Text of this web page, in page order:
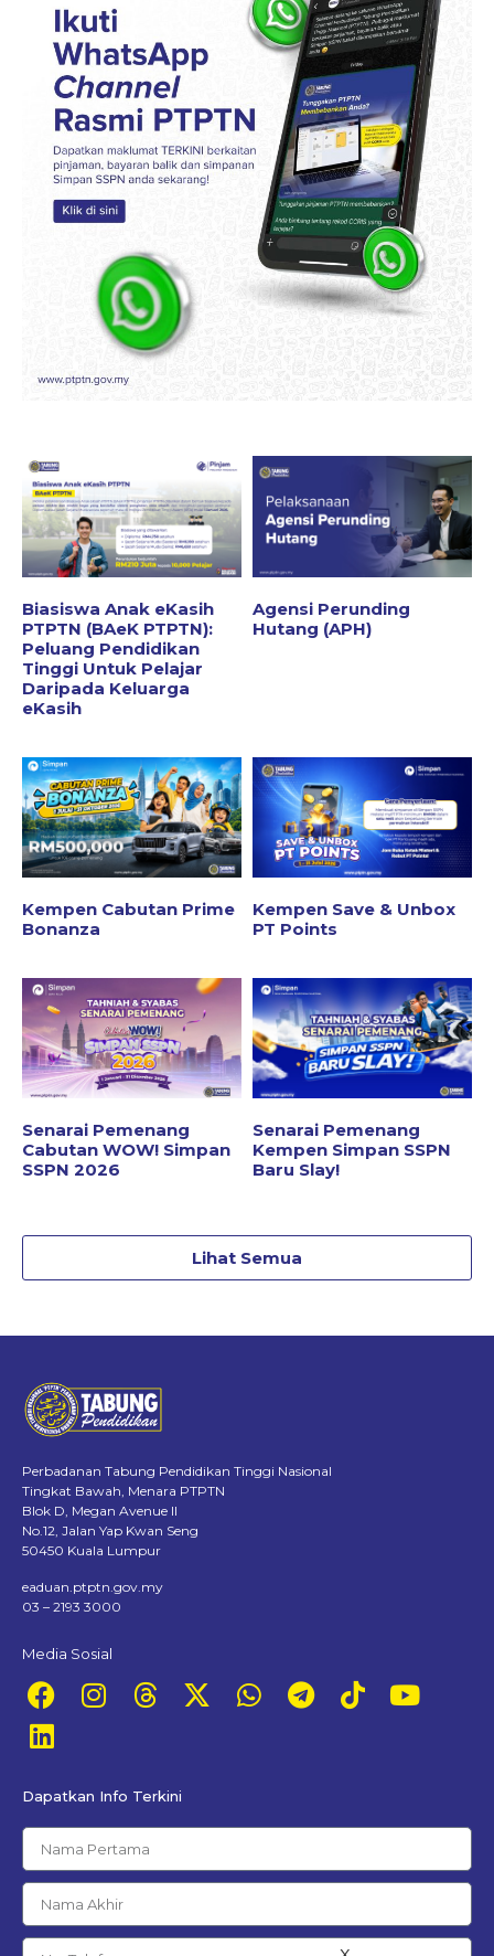
Biasiswa Anak eKasih
PTPTN (BAeK PTPTN):
Peluang Pendidikan
Tinggi Untuk Pelajar
Daripada Keluarga
eKasih
Agensi Perunding
Hutang (APH)
Kempen Cabutan Prime
Bonanza
Kempen Save & Unbox
PT Points
Senarai Pemenang
Cabutan WOW! Simpan
SSPN 2026
Senarai Pemenang
Kempen Simpan SSPN
Baru Slay!
Lihat Semua
Perbadanan Tabung Pendidikan Tinggi Nasional
Tingkat Bawah, Menara PTPTN
Blok D, Megan Avenue II
No.12, Jalan Yap Kwan Seng
50450 Kuala Lumpur
eaduan.ptptn.gov.my
03 – 2193 3000
Media Sosial
Dapatkan Info Terkini